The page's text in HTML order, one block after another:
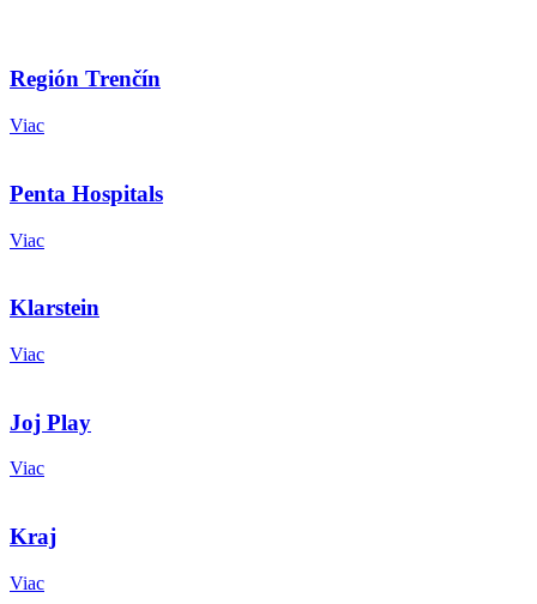
Región Trenčín
Viac
Penta Hospitals
Viac
Klarstein
Viac
Joj Play
Viac
Kraj
Viac